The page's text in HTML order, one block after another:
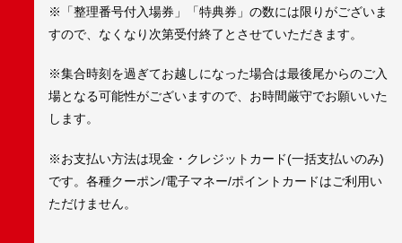
※「整理番号付入場券」「特典券」の数には限りがございま
すので、なくなり次第受付終了とさせていただきます。
※集合時刻を過ぎてお越しになった場合は最後尾からのご入
場となる可能性がございますので、お時間厳守でお願いいた
します。
※お支払い方法は現金・クレジットカード(一括支払いのみ)
です。各種クーポン/電子マネー/ポイントカードはご利用い
ただけません。